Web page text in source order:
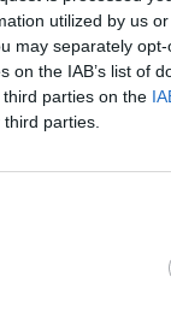
utilized by us
may separately
the IAB’s list of
parties on the
parties.
Eladó:
Cím: Müller
Nagyházi
1055
Weboldal:
festmények
és
tárgyfelvétel